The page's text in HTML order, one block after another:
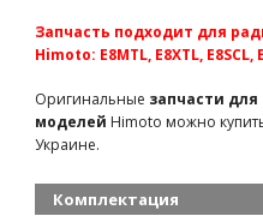
Team Magic B8 Front
TM561463 1210 грн есть
Team Magic B8 Rear
есть
Запчасть подходит для
Himoto: E8MTL, E8XTL, E8SCL,
Оригинальные запчасти
моделей Himoto можно
Украине.
Комплектация